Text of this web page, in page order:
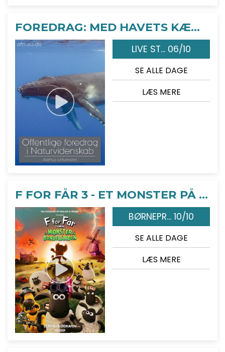
FOREDRAG: MED HAVETS KÆMPER PÅ JAGT
LIVE ST... 06/10
SE ALLE DAGE
LÆS MERE
F FOR FÅR 3 - ET MONSTER PÅ BONDEGÅRDEN
BØRNEPR... 10/10
SE ALLE DAGE
LÆS MERE